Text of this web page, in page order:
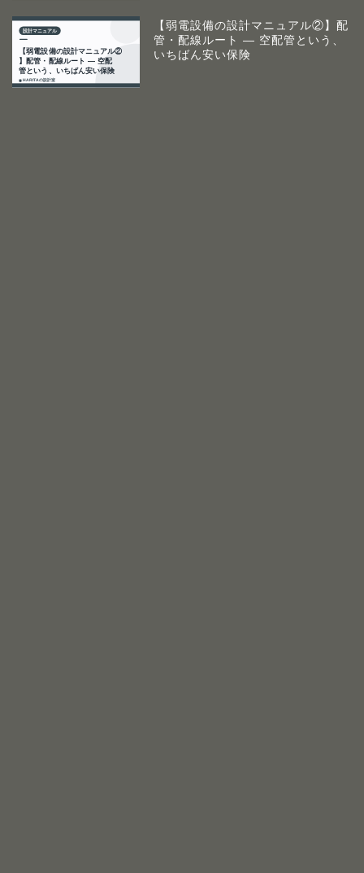
【弱電設備の設計マニュアル②】配
管・配線ルート ― 空配管という、
いちばん安い保険